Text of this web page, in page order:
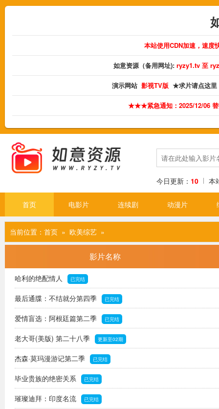
本站使用CDN加速，速度
如意资源（备用网址):ryzy1.tv 至
演示网站 影视TV版 ★求片请点这
★★★紧急通知：2025/12/06 替
今日更新： 10 本
首页 电影片 连续剧 动漫片
当前位置： 首页 » 欧美综艺 »
影片名称
哈利的绝配情人 已完结
最后通牒：不结就分第四季 已完结
爱情盲选：阿根廷篇第二季 已完结
老大哥(美版) 第二十八季 更新至02期
杰森·莫玛漫游记第二季 已完结
毕业贵族的绝密关系 已完结
璀璨迪拜：印度名流 已完结